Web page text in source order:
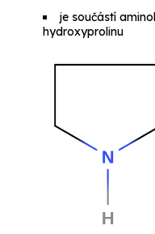
je součástí
hydroxyprolinu